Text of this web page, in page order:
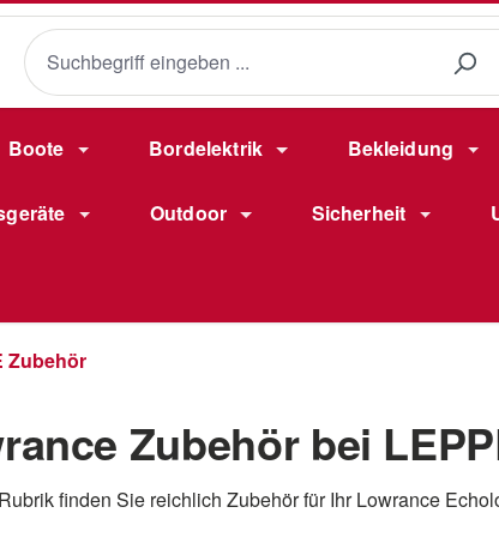
Boote Bordelektrik Bekleidung
Outdoor Sicherheit
Zubehör
Zubehör bei
finden Sie reichlich Zubehör für Ihr Lowrance